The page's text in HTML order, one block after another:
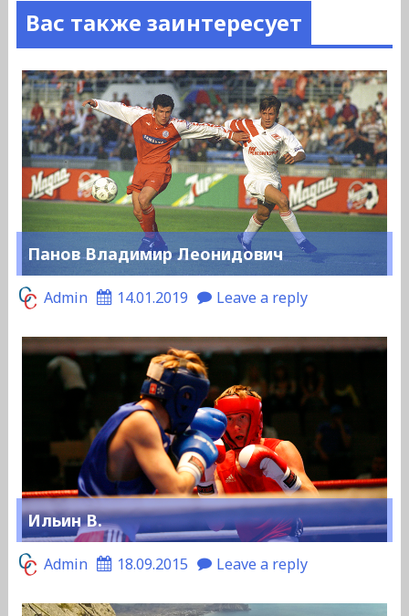
Вас также заинтересует
Панов Владимир Леонидович
Admin 14.01.2019 Leave a reply
Ильин В.
Admin 18.09.2015 Leave a reply